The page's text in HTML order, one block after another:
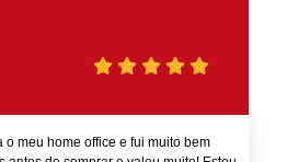
meu home office e fui muito bem